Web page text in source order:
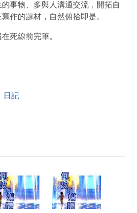
事物、多與人溝通交流，開拓自
作的題材，自然俯拾即是。
死線前完筆。
日記